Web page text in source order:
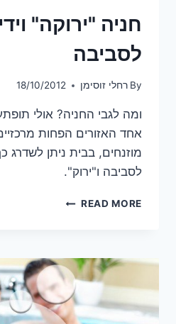
חניה "ירוקה"
לסביבה
By רחלי זוסימן 18/10/2012
ומה לגבי החניה? אולי
אחד האזורים הפחות
מוזנחים, בבית ניתן לשדרג
לסביבה ו"ירוק".
READ MOREחניה